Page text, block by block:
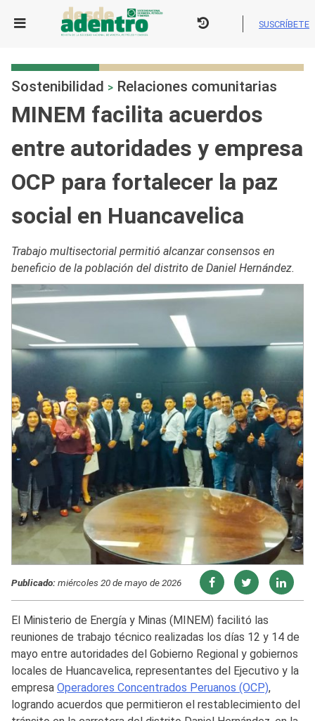
SUSCRÍBETE
Sostenibilidad > Relaciones comunitarias
MINEM facilita acuerdos
entre autoridades y empresa
OCP para fortalecer la paz
social en Huancavelica
Trabajo multisectorial permitió alcanzar consensos en
beneficio de la población del distrito de Daniel Hernández.
Publicado:miércoles 20 de mayo de 2026
El Ministerio de Energía y Minas (MINEM) facilitó las
reuniones de trabajo técnico realizadas los días 12 y 14 de
mayo entre autoridades del Gobierno Regional y gobiernos
locales de Huancavelica, representantes del Ejecutivo y la
empresa Operadores Concentrados Peruanos (OCP),
logrando acuerdos que permitieron el restablecimiento del